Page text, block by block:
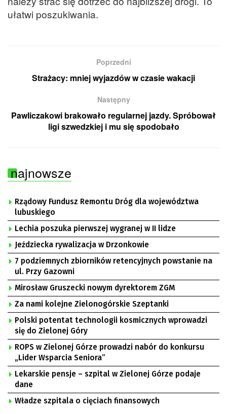
ułatwi poszukiwania.
Poprzedni
Strażacy: mniej wyjazdów w czasie wakacji
Następny
Pawliczakowi brakowało regularnej jazdy. Spróbował
ligi szwedzkiej i mu się spodobało
najnowsze
Rządowy Fundusz Remontu Dróg dla województwa
lubuskiego
Lechia poszuka pierwszej wygranej w II lidze
Jeździecka rywalizacja w Drzonkowie
7 podziemnych zbiorników retencyjnych powstanie na
ul. Przy Gazowni
Mirosław Gruszecki nowym dyrektorem ZGM
Za nami kolejne Zielonogórskie Szeptanki
Polski potentat technologii kosmicznych wprowadzi
się do Zielonej Góry
ROPS w Zielonej Górze prowadzi nabór do konkursu
„Lider Wsparcia Seniora”
Lekarskie pensje – szpital w Zielonej Górze podaje
dane
Władze szpitala o cięciach finansowych